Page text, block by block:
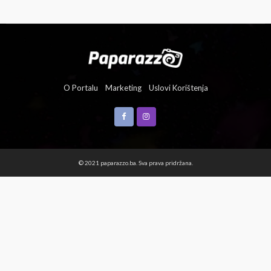
O Portalu Marketing Uslovi Korištenja
© 2021 paparazzo.ba. Sva prava pridržana.